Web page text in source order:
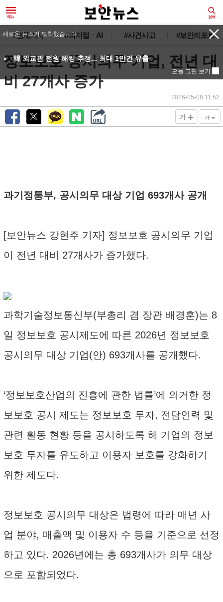
#전체기사 #피지컬ㆍAI #사건사고 #보안리포트
정보보호 공시의무 기업, 전년 대
비 27개사 증가
2026-05-08 11:52
가 + 가 -
과기정통부, 공시의무 대상 기업 693개사 공개
[보안뉴스 강현주 기자] 정보보호 공시의무 기업
이 전년 대비 27개사가 증가했다.
과학기술정보통신부(부총리 겸 장관 배경훈)는 8
일 정보보호 공시제도에 따른 2026년 정보보호
공시의무 대상 기업(안) 693개사를 공개했다.
‘정보보호산업의 진흥에 관한 법률’에 의거한 정
보보호 공시 제도는 정보보호 투자, 전담인력 및
관련 활동 현황 등을 공시하도록 해 기업의 정보
보호 투자를 유도하고 이용자 보호를 강화하기
위한 제도다.
정보보호 공시의무 대상은 법령에 따라 매년 사
업 분야, 매출액 및 이용자 수 등을 기준으로 선정
하고 있다. 2026년에는 총 693개사가 의무 대상
으로 포함되었다.
새로운 뉴스가 도착했습니다.
韓 외교관 전원 해킹 추정... 최대 1만건 유출
오늘 그만 보기